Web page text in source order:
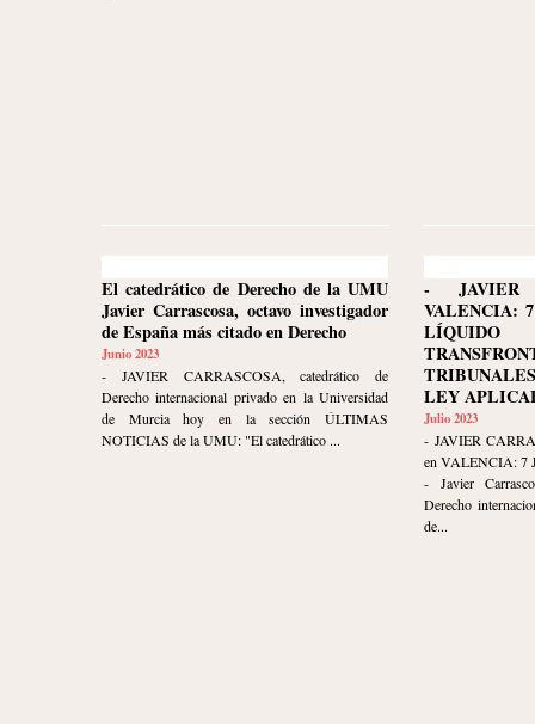
El catedrático de Derecho de la UMU
Javier Carrascosa, octavo investigador
de España más citado en Derecho
Junio 2023
- JAVIER CARRASCOSA, catedrático de
Derecho internacional privado en la Universidad
de Murcia hoy en la sección ÚLTIMAS
NOTICIAS de la UMU: "El catedrático ...
- JAVIER
VALENCIA:
LEY
Julio 2023
- JAVIER
en VALENCIA: 7
- Javier
Derecho
de...